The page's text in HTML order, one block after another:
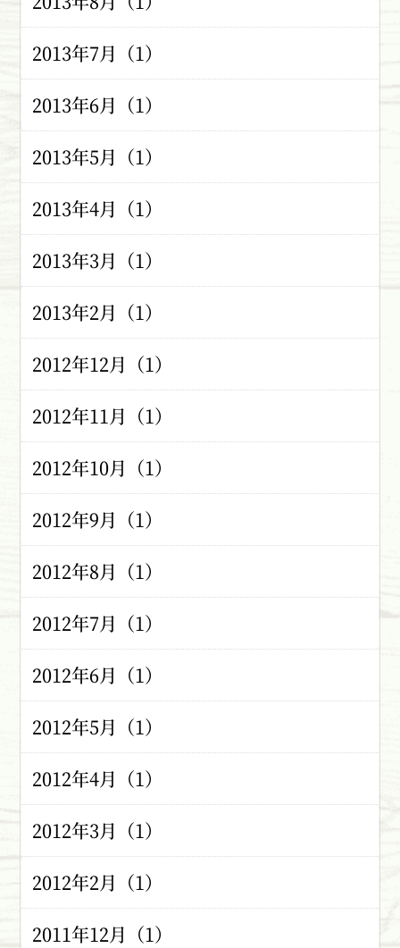
2013年7月（1）
2013年6月（1）
2013年5月（1）
2013年4月（1）
2013年3月（1）
2013年2月（1）
2012年12月（1）
2012年11月（1）
2012年10月（1）
2012年9月（1）
2012年8月（1）
2012年7月（1）
2012年6月（1）
2012年5月（1）
2012年4月（1）
2012年3月（1）
2012年2月（1）
2011年12月（1）